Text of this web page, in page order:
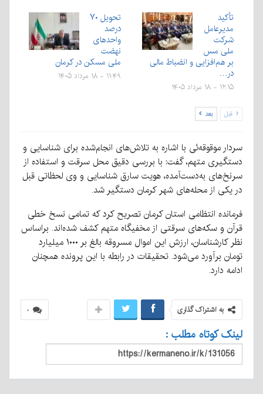
تأکید
مدیرعامل
شرکت
ملی مس
بر هم‌افزایی و انضباط مالی
در…
۱۲:۱۵ - ۱۸ مرداد ۱۴۰۵
تحویل ۷۰
درصد
واحدهای
نهضت
ملی مسکن در کرمان
۱۱:۴۹ - ۱۸ مرداد ۱۴۰۵
قبل بعد
سردار موقوقه‌ئی با اشاره به تلاش‌های انجام‌شده برای شناسایی و
دستگیری متهم، گفت: با بررسی دقیق محل سرقت و استفاده از
سرنخ‌های به‌دست‌آمده، هویت سارق شناسایی و وی لحظاتی قبل
در یکی از محله‌های شهر کرمان دستگیر شد.
فرمانده انتظامی استان کرمان تصریح کرد که تمامی نسخ خطی
قرآن و سکه‌های سرقتی از مخفیگاه متهم کشف شده‌اند. براساس
نظر کارشناسان، ارزش این اموال مسروقه بالغ بر ۱۰۰۰ میلیارد
تومان برآورد می‌شود. تحقیقات در رابطه با این پرونده همچنان
ادامه دارد.
۰ به اشتراک گذاری
لینک کوتاه مطلب :